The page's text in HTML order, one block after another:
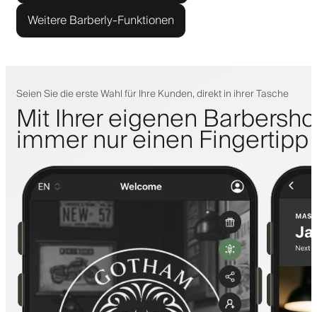
Weitere Barberly-Funktionen
Seien Sie die erste Wahl für Ihre Kunden, direkt in ihrer Tasche
Mit Ihrer eigenen
immer nur einen